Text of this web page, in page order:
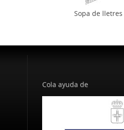
Sopa de lletres
Cola ayuda de